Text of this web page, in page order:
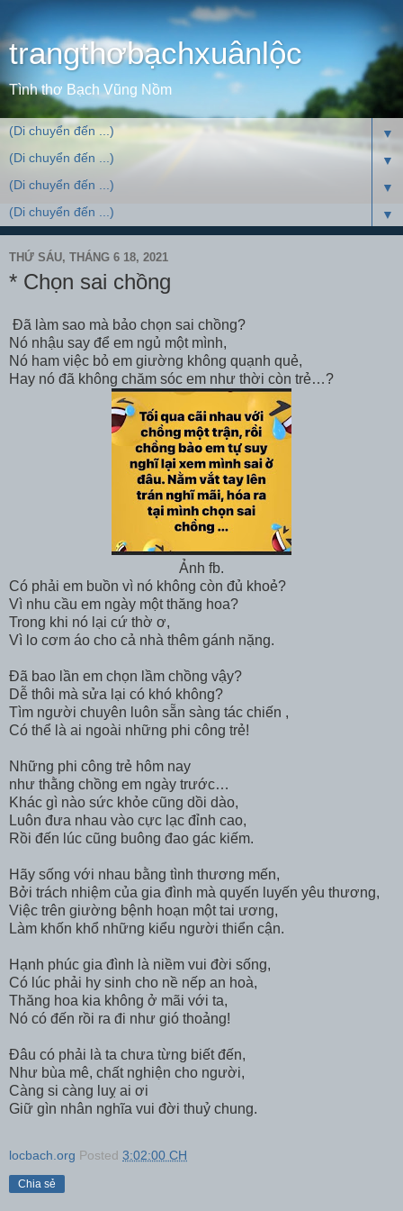
trangthơbạchxuânlộc
Tình thơ Bạch Vũng Nồm
▼
▼
▼
▼
THỨ SÁU, THÁNG 6 18, 2021
* Chọn sai chồng
Đã làm sao mà bảo chọn sai chồng?
Nó nhậu say để em ngủ một mình,
Nó ham việc bỏ em giường không quạnh quẻ,
Hay nó đã không chăm sóc em như thời còn trẻ…?
Ảnh fb.
Có phải em buồn vì nó không còn đủ khoẻ?
Vì nhu cầu em ngày một thăng hoa?
Trong khi nó lại cứ thờ ơ,
Vì lo cơm áo cho cả nhà thêm gánh nặng.
Đã bao lần em chọn lầm chồng vậy?
Dễ thôi mà sửa lại có khó không?
Tìm người chuyên luôn sẵn sàng tác chiến ,
Có thể là ai ngoài những phi công trẻ!
Những phi công trẻ hôm nay
như thằng chồng em ngày trước…
Khác gì nào sức khỏe cũng dồi dào,
Luôn đưa nhau vào cực lạc đỉnh cao,
Rồi đến lúc cũng buông đao gác kiếm.
Hãy sống với nhau bằng tình thương mến,
Bởi trách nhiệm của gia đình mà quyến luyến yêu thương,
Việc trên giường bệnh hoạn một tai ương,
Làm khốn khổ những kiểu người thiển cận.
Hạnh phúc gia đình là niềm vui đời sống,
Có lúc phải hy sinh cho nề nếp an hoà,
Thăng hoa kia không ở mãi với ta,
Nó có đến rồi ra đi như gió thoảng!
Đâu có phải là ta chưa từng biết đến,
Như bùa mê, chất nghiện cho người,
Càng si càng luỵ ai ơi
Giữ gìn nhân nghĩa vui đời thuỷ chung.
locbach.org Posted 3:02:00 CH
Chia sẻ